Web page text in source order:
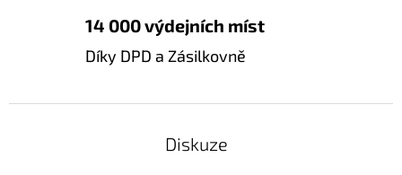
14 000 výdejních míst
Díky DPD a Zásilkovně
Diskuze